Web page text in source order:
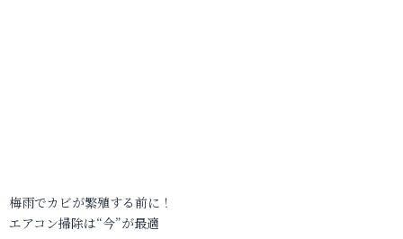
梅雨でカビが繁殖する前に！
エアコン掃除は“今”が最適